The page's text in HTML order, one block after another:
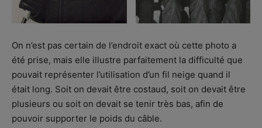
On n’est pas certain de l’endroit exact où cette photo a
été prise, mais elle illustre parfaitement la difficulté que
pouvait représenter l’utilisation d’un fil neige quand il
était long. Soit on devait être costaud, soit on devait être
plusieurs ou soit on devait se tenir très bas, afin de
pouvoir supporter le poids du câble.